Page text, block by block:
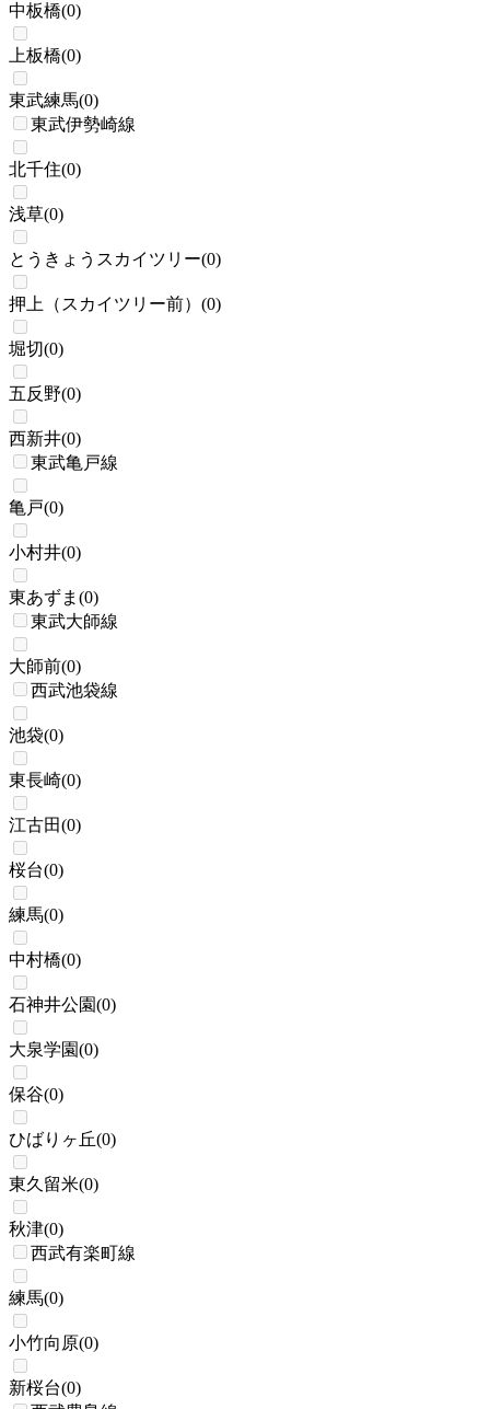
中板橋(0)
上板橋(0)
東武練馬(0)
東武伊勢崎線
北千住(0)
浅草(0)
とうきょうスカイツリー(0)
押上（スカイツリー前） (0)
堀切(0)
五反野(0)
西新井(0)
東武亀戸線
亀戸(0)
小村井(0)
東あずま (0)
東武大師線
大師前(0)
西武池袋線
池袋(0)
東長崎(0)
江古田(0)
桜台(0)
練馬(0)
中村橋(0)
石神井公園(0)
大泉学園(0)
保谷(0)
ひばりヶ丘(0)
東久留米(0)
秋津(0)
西武有楽町線
練馬(0)
小竹向原(0)
新桜台(0)